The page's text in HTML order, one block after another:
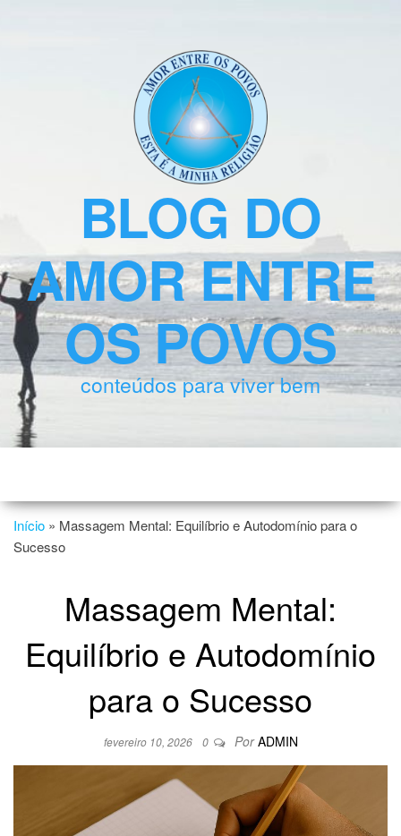
BLOG DO
AMOR ENTRE
OS POVOS
conteúdos para viver bem
Início » Massagem Mental: Equilíbrio e Autodomínio para o
Sucesso
Massagem Mental:
Equilíbrio e Autodomínio
para o Sucesso
fevereiro 10, 2026 0 Por ADMIN